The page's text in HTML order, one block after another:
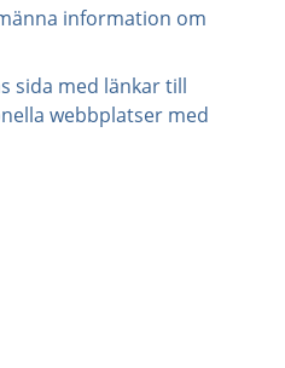
information om
sida med länkar till
webbplatser med